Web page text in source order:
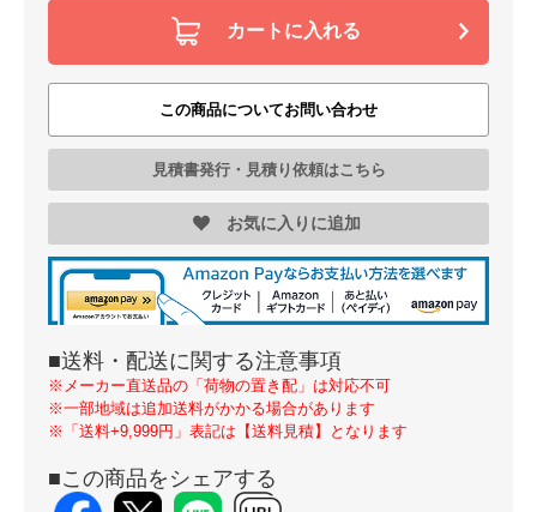
カートに入れる
この商品についてお問い合わせ
見積書発行・見積り依頼はこちら
お気に入りに追加
■送料・配送に関する注意事項
※メーカー直送品の「荷物の置き配」は対応不可
※一部地域は追加送料がかかる場合があります
※「送料+9,999円」表記は【送料見積】となります
■この商品をシェアする